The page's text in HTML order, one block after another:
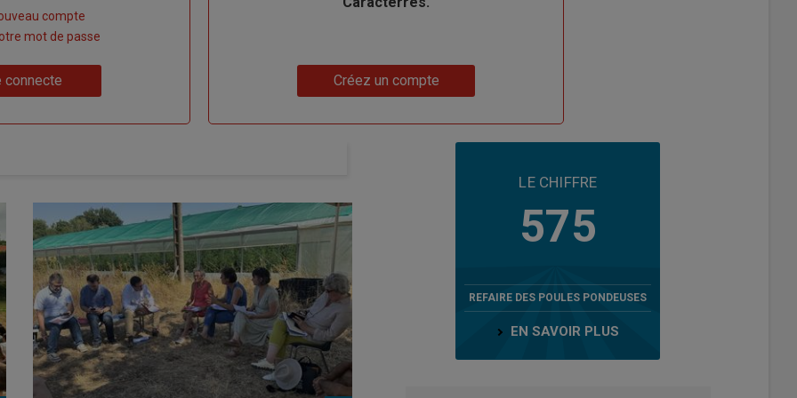
compte
mot de passe
connecte Créez un compte
LE CHIFFRE
575
REFAIRE DES POULES PONDEUSES
EN SAVOIR PLUS